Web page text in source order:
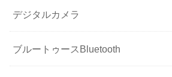
デジタルカメラ
ブルートゥースBluetooth